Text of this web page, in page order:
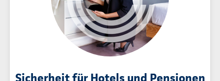
Sicherheit für Hotels und Pensionen